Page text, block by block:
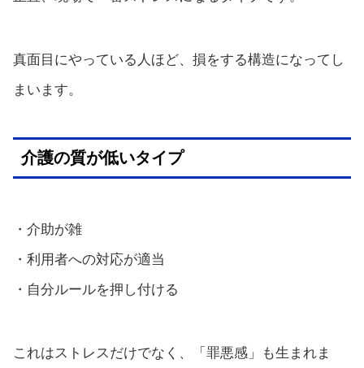
真面目にやっている人ほど、損をする構造になってし
まいます。
介護の質が低いタイプ
・介助が雑
・利用者への対応が適当
・自分ルールを押し付ける
これはストレスだけでなく、「罪悪感」も生まれま